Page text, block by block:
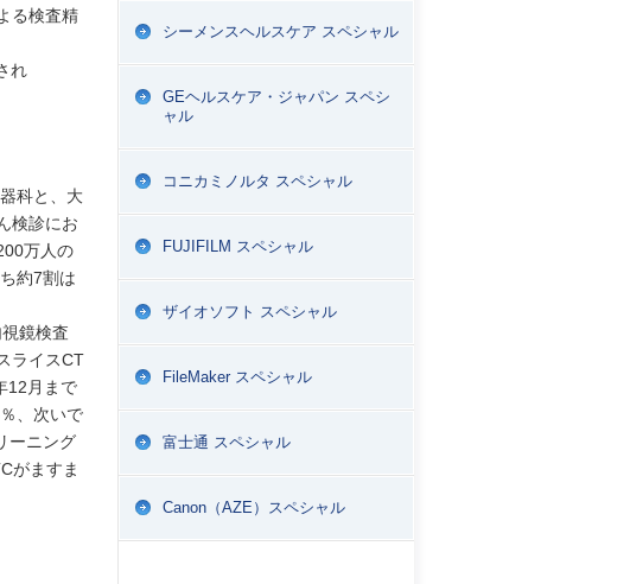
る検査精
れ
科と、大
検診にお
万人の
約7割は
鏡検査
ライスCT
12月まで
、次いで
ーニング
がますま
シーメンスヘルスケア スペシャル
GEヘルスケア・ジャパン スペシ
ャル
コニカミノルタ スペシャル
FUJIFILM スペシャル
ザイオソフト スペシャル
FileMaker スペシャル
富士通 スペシャル
Canon（AZE）スペシャル